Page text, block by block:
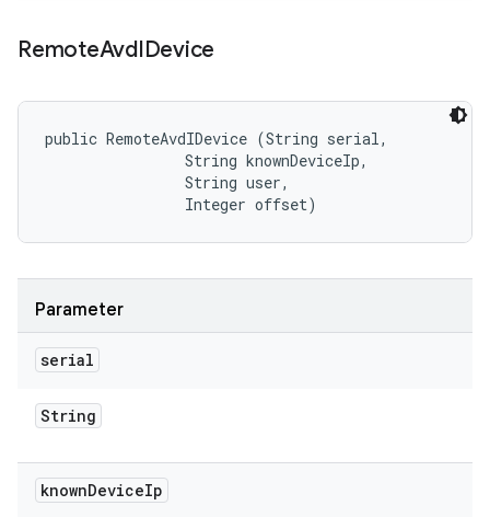
RemoteAvdIDevice
public RemoteAvdIDevice (String serial,
                String knownDeviceIp,
                String user,
                Integer offset)
Parameter
serial
String
knownDeviceIp